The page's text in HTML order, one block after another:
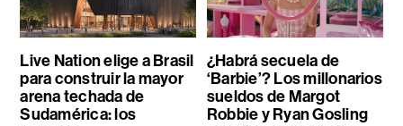
Live Nation elige a Brasil
para construir la mayor
arena techada de
Sudamérica: los
¿Habrá secuela de
‘Barbie’? Los millonarios
sueldos de Margot
Robbie y Ryan Gosling